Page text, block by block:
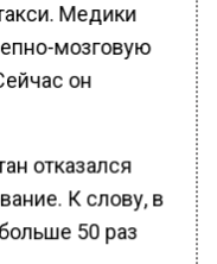
Медики
мозговую
он
отказался
К слову, в
50 раз